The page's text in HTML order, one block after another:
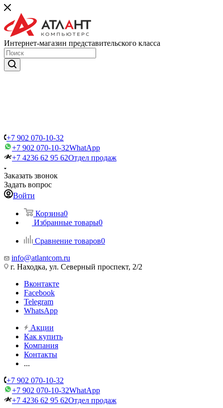
Интернет-магазин представительского класса
+7 902 070-10-32
+7 902 070-10-32WhatApp
+7 4236 62 95 62Отдел продаж
Заказать звонок
Задать вопрос
Войти
Корзина0
Избранные товары0
Сравнение товаров0
info@atlantcom.ru
г. Находка, ул. Северный проспект, 2/2
Вконтакте
Facebook
Telegram
WhatsApp
Акции
Как купить
Компания
Контакты
...
+7 902 070-10-32
+7 902 070-10-32WhatApp
+7 4236 62 95 62Отдел продаж